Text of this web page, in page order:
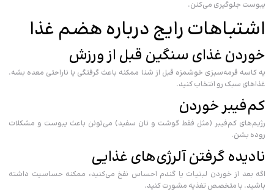
یبوست جلوگیری می‌کنن.
اشتباهات رایج درباره هضم غذا
خوردن غذای سنگین قبل از ورزش
یه کاسه قرمه‌سبزی خوشمزه قبل از شنا ممکنه باعث گرفتگی یا ناراحتی معده بشه.
غذاهای سبک رو انتخاب کنید.
کم‌فیبر خوردن
رژیم‌های کم‌فیبر (مثل فقط گوشت و نان سفید) می‌تونن باعث یبوست و مشکلات
روده بشن.
نادیده گرفتن آلرژی‌های غذایی
اگه بعد از خوردن لبنیات یا گندم احساس نفخ می‌کنید، ممکنه حساسیت داشته
باشید. با متخصص تغذیه مشورت کنید.